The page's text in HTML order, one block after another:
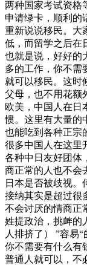
两种国家考试资格
申请绿卡，顺利的
重新说说移民。大
低，而留学之后在
也就是说，好好的
多的工作，你不需
就可以移民。这时
父母，也不用花额
欧美，中国人在日
惯。这里有大量的
也能吃到各种正宗
很多中国人在这里
各种中日友好团体
商正常的人也不会
日本是否被歧视。
接纳其实是超过
不会讨厌的情商正
姓提政治，挑衅的
人排挤了） ”容易
你不需要有什么有
普通人就可以，不